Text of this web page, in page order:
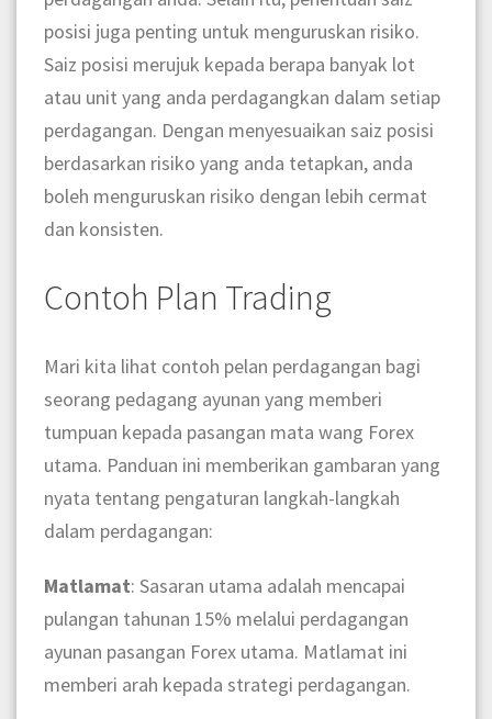
posisi juga penting untuk menguruskan risiko.
Saiz posisi merujuk kepada berapa banyak lot
atau unit yang anda perdagangkan dalam setiap
perdagangan. Dengan menyesuaikan saiz posisi
berdasarkan risiko yang anda tetapkan, anda
boleh menguruskan risiko dengan lebih cermat
dan konsisten.
Contoh Plan Trading
Mari kita lihat contoh pelan perdagangan bagi
seorang pedagang ayunan yang memberi
tumpuan kepada pasangan mata wang Forex
utama. Panduan ini memberikan gambaran yang
nyata tentang pengaturan langkah-langkah
dalam perdagangan:
Matlamat: Sasaran utama adalah mencapai
pulangan tahunan 15% melalui perdagangan
ayunan pasangan Forex utama. Matlamat ini
memberi arah kepada strategi perdagangan.